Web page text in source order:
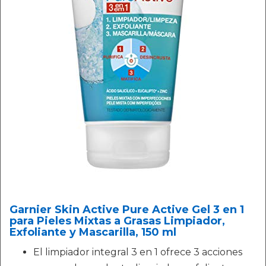
Garnier Skin Active Pure Active Gel 3 en 1
para Pieles Mixtas a Grasas Limpiador,
Exfoliante y Mascarilla, 150 ml
El limpiador integral 3 en 1 ofrece 3 acciones